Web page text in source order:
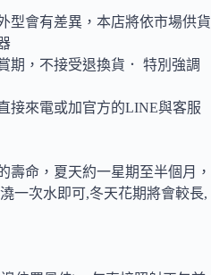
型會有差異，本店將依市場供貨
期，不接受退換貨． 特別強調
接來電或加官方的LINE與客服
命，夏天約一星期至半個月，
一次水即可,冬天花期將會較長,